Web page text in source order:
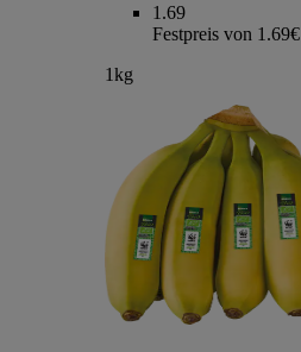
1.69
Festpreis von 1.69€
1kg